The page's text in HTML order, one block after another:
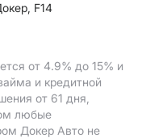
F14
от 4.9% до 15% и
и кредитной
от 61 дня,
любые
Докер Авто не